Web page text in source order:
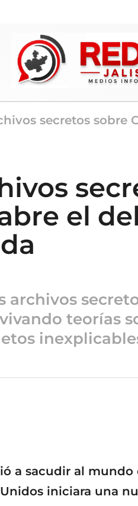
secretos
el
archivos
teorías
a sacudir al mundo
iniciara una